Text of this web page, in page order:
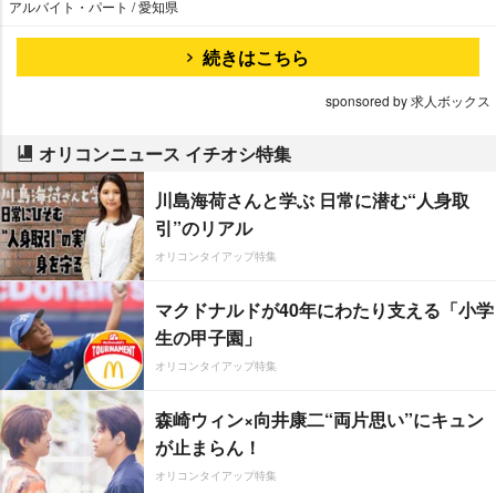
アルバイト・パート / 愛知県
続きはこちら
sponsored by 求人ボックス
オリコンニュース イチオシ特集
川島海荷さんと学ぶ 日常に潜む“人身取
引”のリアル
オリコンタイアップ特集
マクドナルドが40年にわたり支える「小学
生の甲子園」
オリコンタイアップ特集
森崎ウィン×向井康二“両片思い”にキュン
が止まらん！
オリコンタイアップ特集